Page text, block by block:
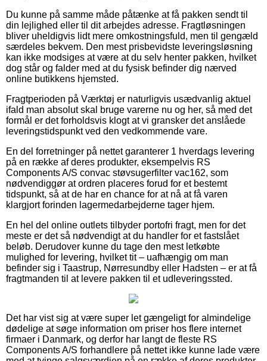
Du kunne på samme måde påtænke at få pakken sendt til
din lejlighed eller til dit arbejdes adresse. Fragtløsningen
bliver uheldigvis lidt mere omkostningsfuld, men til gengæld
særdeles bekvem. Den mest prisbevidste leveringsløsning
kan ikke modsiges at være at du selv henter pakken, hvilket
dog står og falder med at du fysisk befinder dig nærved
online butikkens hjemsted.
Fragtperioden på Værktøj er naturligvis usædvanlig aktuel
ifald man absolut skal bruge varerne nu og her, så med det
formål er det forholdsvis klogt at vi gransker det anslåede
leveringstidspunkt ved den vedkommende vare.
En del forretninger på nettet garanterer 1 hverdags levering
på en række af deres produkter, eksempelvis RS
Components A/S convac støvsugerfilter vac162, som
nødvendiggør at ordren placeres forud for et bestemt
tidspunkt, så at de har en chance for at nå at få varen
klargjort forinden lagermedarbejderne tager hjem.
En hel del online outlets tilbyder portofri fragt, men for det
meste er det så nødvendigt at du handler for et fastslået
beløb. Derudover kunne du tage den mest letkøbte
mulighed for levering, hvilket tit – uafhængig om man
befinder sig i Taastrup, Nørresundby eller Hadsten – er at få
fragtmanden til at levere pakken til et udleveringssted.
Det har vist sig at være super let gængeligt for almindelige
dødelige at søge information om priser hos flere internet
firmaer i Danmark, og derfor har langt de fleste RS
Components A/S forhandlere på nettet ikke kunne lade være